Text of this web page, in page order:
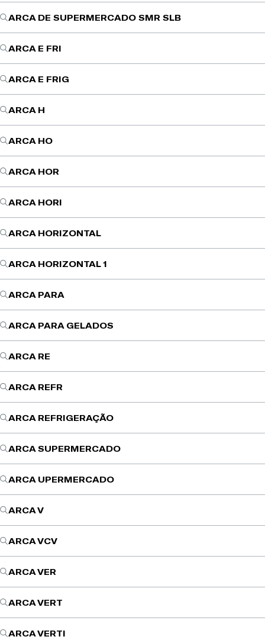
ARCA DE SUPERMERCADO SMR SLB
ARCA E FRI
ARCA E FRIG
ARCA H
ARCA HO
ARCA HOR
ARCA HORI
ARCA HORIZONTAL
ARCA HORIZONTAL 1
ARCA PARA
ARCA PARA GELADOS
ARCA RE
ARCA REFR
ARCA REFRIGERAÇÃO
ARCA SUPERMERCADO
ARCA UPERMERCADO
ARCA V
ARCA VCV
ARCA VER
ARCA VERT
ARCA VERTI